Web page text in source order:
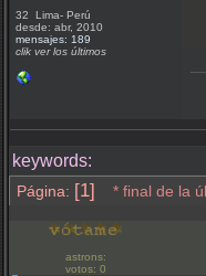
32 Lima- Perú
desde: abr, 2010
mensajes: 189
clik ver los últimos
keywords:
Página: [1] * final de la
astrons:
votos: 0